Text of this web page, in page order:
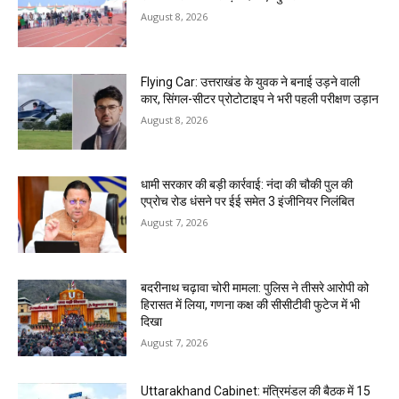
August 8, 2026
Flying Car: उत्तराखंड के युवक ने बनाई उड़ने वाली
कार, सिंगल-सीटर प्रोटोटाइप ने भरी पहली परीक्षण उड़ान
August 8, 2026
धामी सरकार की बड़ी कार्रवाई: नंदा की चौकी पुल की
एप्राेच रोड धंसने पर ईई समेत 3 इंजीनियर निलंबित
August 7, 2026
बदरीनाथ चढ़ावा चोरी मामला: पुलिस ने तीसरे आरोपी को
हिरासत में लिया, गणना कक्ष की सीसीटीवी फुटेज में भी
दिखा
August 7, 2026
Uttarakhand Cabinet: मंत्रिमंडल की बैठक में 15